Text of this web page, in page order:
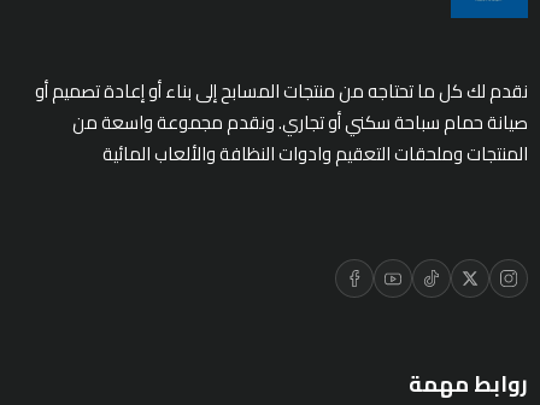
نقدم لك كل ما تحتاجه من منتجات المسابح إلى بناء أو إعادة تصميم أو
صيانة حمام سباحة سكني أو تجاري. ونقدم مجموعة واسعة من
المنتجات وملحقات التعقيم وادوات النظافة والألعاب المائية
روابط مهمة